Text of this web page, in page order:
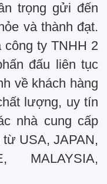
trọng gửi đến
và thành đạt.
công ty TNHH 2
đấu liên tục
về khách hàng
lượng, uy tín
nhà cung cấp
USA, JAPAN,
MALAYSIA,